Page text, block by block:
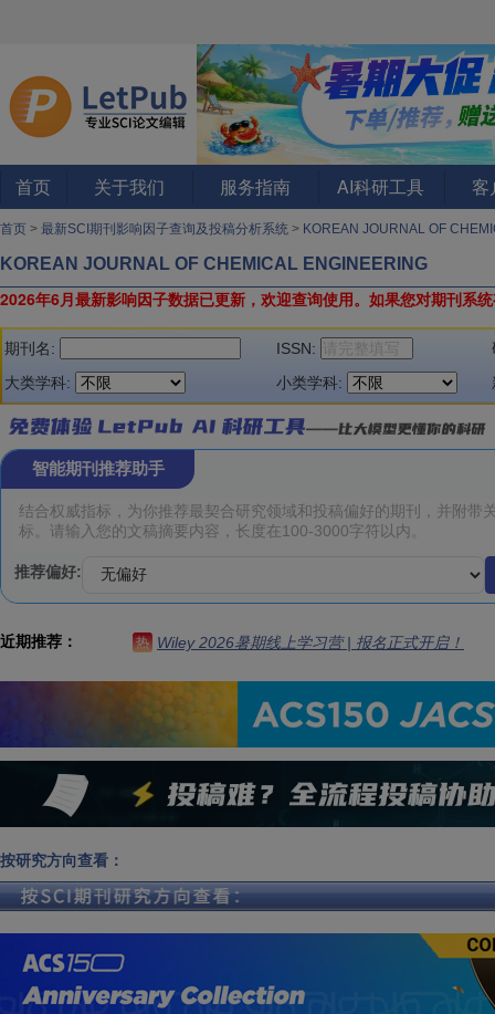
首页 关于我们 服务指南 AI科研工具 客
首页 > 最新SCI期刊影响因子查询及投稿分析系统 > KOREAN JOURNAL OF
KOREAN JOURNAL OF CHEMICAL ENGINEERING
2026年6月最新影响因子数据已更新，欢迎查询使用。 如果您对期刊系
期刊名: ISSN:
大类学科:
小类学科:
智能期刊推荐助手
推荐偏好:
近期推荐： 热 Wiley 2026暑期线上学习营 | 报名正式开启！
按研究方向查看：